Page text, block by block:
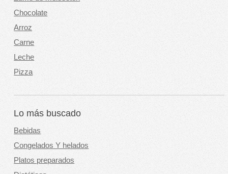
Chocolate
Arroz
Carne
Leche
Pizza
Lo más buscado
Bebidas
Congelados Y helados
Platos preparados